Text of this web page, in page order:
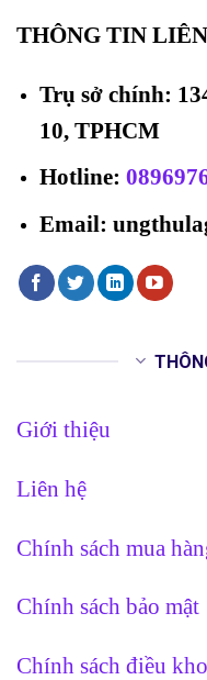
THÔNG TIN
Trụ sở chính:
10, TPHCM
Hotline:
Email:
Giới thiệu
Liên hệ
Chính sách mua
Chính sách bảo mật
Chính sách điều